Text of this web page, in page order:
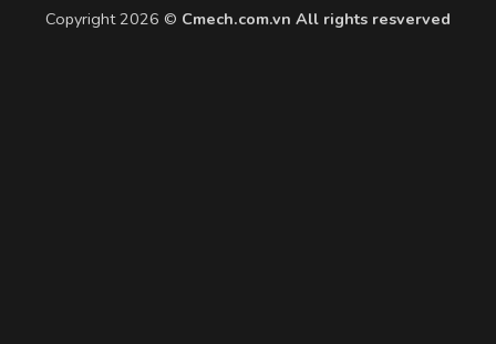
Copyright 2026 © Cmech.com.vn All rights resverved